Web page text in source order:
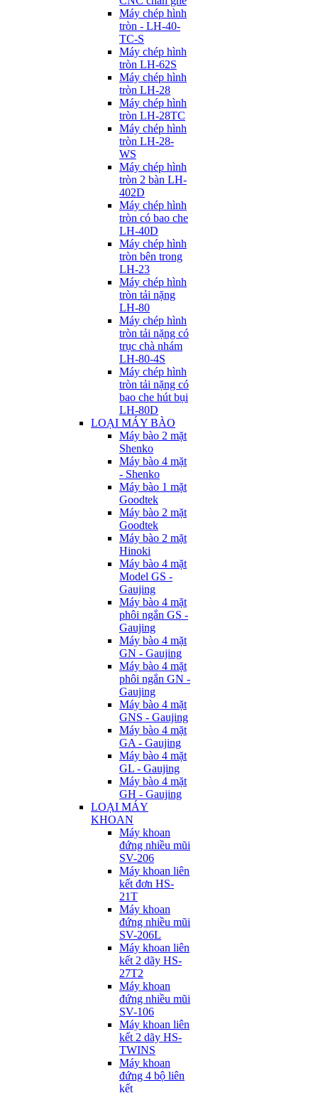
Máy chép hình
tròn - LH-40-
TC-S
Máy chép hình
tròn LH-62S
Máy chép hình
tròn LH-28
Máy chép hình
tròn LH-28TC
Máy chép hình
tròn LH-28-
WS
Máy chép hình
tròn 2 bàn LH-
402D
Máy chép hình
tròn có bao che
LH-40D
Máy chép hình
tròn bên trong
LH-23
Máy chép hình
tròn tải nặng
LH-80
Máy chép hình
tròn tải nặng có
trục chà nhám
LH-80-4S
Máy chép hình
tròn tải nặng có
bao che hút bụi
LH-80D
LOẠI MÁY BÀO
Máy bào 2 mặt
Shenko
Máy bào 4 mặt
- Shenko
Máy bào 1 mặt
Goodtek
Máy bào 2 mặt
Goodtek
Máy bào 2 mặt
Hinoki
Máy bào 4 mặt
Model GS -
Gaujing
Máy bào 4 mặt
phôi ngắn GS -
Gaujing
Máy bào 4 mặt
GN - Gaujing
Máy bào 4 mặt
phôi ngắn GN -
Gaujing
Máy bào 4 mặt
GNS - Gaujing
Máy bào 4 mặt
GA - Gaujing
Máy bào 4 mặt
GL - Gaujing
Máy bào 4 mặt
GH - Gaujing
LOẠI MÁY
KHOAN
Máy khoan
đứng nhiều mũi
SV-206
Máy khoan liên
kết đơn HS-
21T
Máy khoan
đứng nhiều mũi
SV-206L
Máy khoan liên
kết 2 dãy HS-
27T2
Máy khoan
đứng nhiều mũi
SV-106
Máy khoan liên
kết 2 dãy HS-
TWINS
Máy khoan
đứng 4 bộ liên
kết